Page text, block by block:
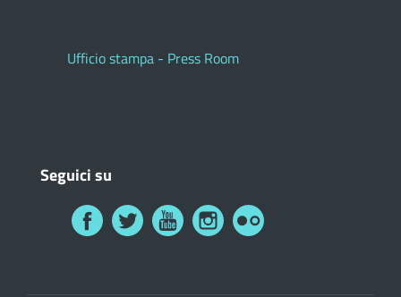
Ufficio stampa - Press Room
Seguici su